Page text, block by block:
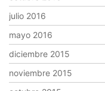
julio 2016
mayo 2016
diciembre 2015
noviembre 2015